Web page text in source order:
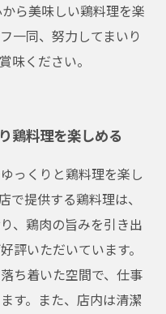
ら美味しい鶏料理を楽
一同、努力してまいり
味ください。
鶏料理を楽しめる
っくりと鶏料理を楽し
で提供する鶏料理は、
、鶏肉の旨みを引き出
評いただいています。
ち着いた空間で、仕事
す。また、店内は清潔